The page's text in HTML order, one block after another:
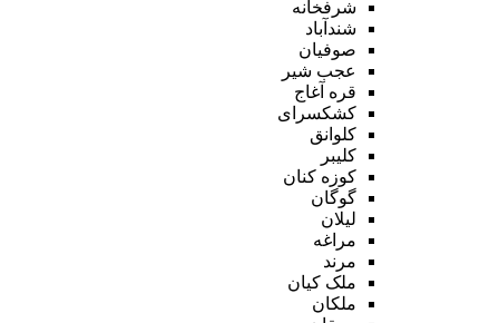
شرفخانه
شندآباد
صوفیان
عجب شیر
قره آغاج
کشکسرای
کلوانق
کلیبر
کوزه کنان
گوگان
لیلان
مراغه
مرند
ملک کیان
ملکان